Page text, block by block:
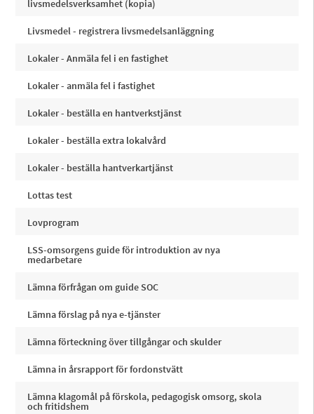
livsmedelsverksamhet (kopia)
Livsmedel - registrera livsmedelsanläggning
Lokaler - Anmäla fel i en fastighet
Lokaler - anmäla fel i fastighet
Lokaler - beställa en hantverkstjänst
Lokaler - beställa extra lokalvård
Lokaler - beställa hantverkartjänst
Lottas test
Lovprogram
LSS-omsorgens guide för introduktion av nya
medarbetare
Lämna förfrågan om guide SOC
Lämna förslag på nya e-tjänster
Lämna förteckning över tillgångar och skulder
Lämna in årsrapport för fordonstvätt
Lämna klagomål på förskola, pedagogisk omsorg, skola
och fritidshem